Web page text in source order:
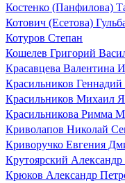
Костенко (Панфилова)
Котович (Есетова)
Котуров Степан
Кошелев Григорий
Красавцева Валентина
Красильников
Красильников Михаил
Красильникова Римма
Криволапов Николай
Криворучко Евгения
Крутоярский
Крюков Александр